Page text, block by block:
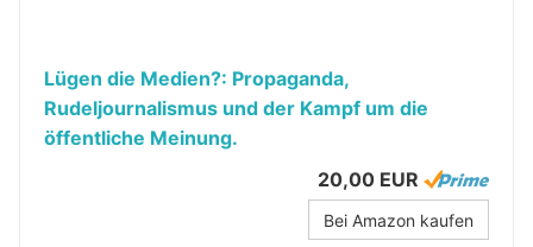
Lügen die Medien?: Propaganda,
Rudeljournalismus und der Kampf um die
öffentliche Meinung.
20,00 EUR
Bei Amazon kaufen